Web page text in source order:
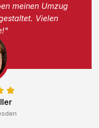
meinen Umzug
Vielen